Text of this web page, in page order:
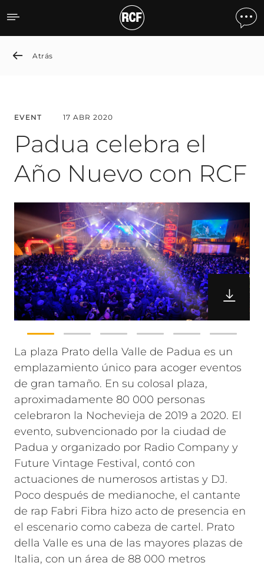
Padua Celebrates the
Atrás
EVENT 17 ABR 2020
Padua celebra el
Año Nuevo con RCF
La plaza Prato della Valle de Padua es un
emplazamiento único para acoger eventos
de gran tamaño. En su colosal plaza,
aproximadamente 80 000 personas
celebraron la Nochevieja de 2019 a 2020. El
evento, subvencionado por la ciudad de
Padua y organizado por Radio Company y
Future Vintage Festival, contó con
actuaciones de numerosos artistas y DJ.
Poco después de medianoche, el cantante
de rap Fabri Fibra hizo acto de presencia en
el escenario como cabeza de cartel. Prato
della Valle es una de las mayores plazas de
Italia, con un área de 88 000 metros